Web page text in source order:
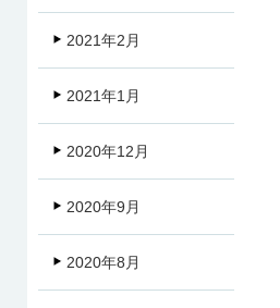
2021年2月
2021年1月
2020年12月
2020年9月
2020年8月